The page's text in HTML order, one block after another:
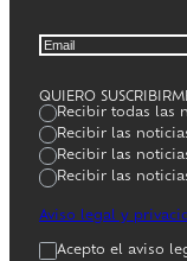
QUIERO
Recibir todas las
Recibir las
Recibir las
Recibir las
Aviso legal y
Acepto el aviso